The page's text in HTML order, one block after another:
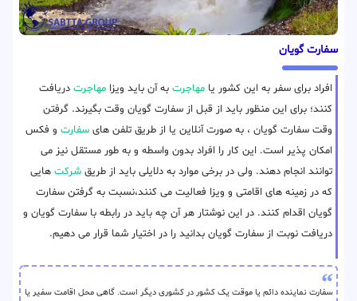
سفارت گویان
افراد برای سفر به این کشور یا مهاجرت به آن باید ویزا مهاجرت دریافت
کنند؛ برای این منظور باید از قبل از سفارت گویان وقت بگیرند. گرفتن
وقت سفارت گویان ، به صورت آنلاین یا از طریق تلفن های سفارت و فکس
امکان پذیر است. این کار را افراد بدون واسطه و به طور مستقل نیز می
توانند انجام دهند. ولی در برخی موارد به دلایلی باید از طریق شرکت هایی
که در زمینه های اقامتی و ویزا فعالیت می کنند،نسبت به گرفتن سفارت
گویان اقدام کنند. در این نوشتار هر آن چه باید در رابطه با سفارت گویان و
دریافت نوبت از سفارت گویان بدانید را در اختیار شما قرار می دهیم.
سفارت نماینده دائم یا موقت یک کشور در کشوری دیگر است. گاهی محل اقامت سفیر یا